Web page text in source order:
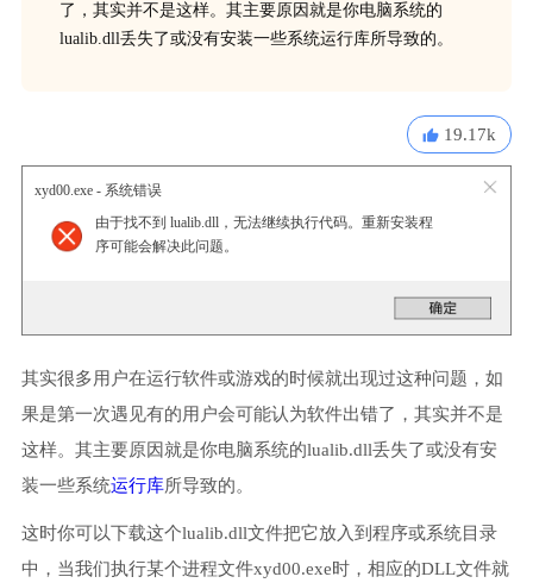
了，其实并不是这样。其主要原因就是你电脑系统的
lualib.dll丢失了或没有安装一些系统运行库所导致的。
19.17k
xyd00.exe - 系统错误
由于找不到 lualib.dll，无法继续执行代码。重新安装程
序可能会解决此问题。
其实很多用户在运行软件或游戏的时候就出现过这种问题，如
果是第一次遇见有的用户会可能认为软件出错了，其实并不是
这样。其主要原因就是你电脑系统的lualib.dll丢失了或没有安
装一些系统运行库所导致的。
这时你可以下载这个lualib.dll文件把它放入到程序或系统目录
中，当我们执行某个进程文件xyd00.exe时，相应的DLL文件就